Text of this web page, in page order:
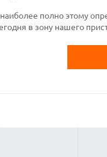
полно этому
в зону нашего